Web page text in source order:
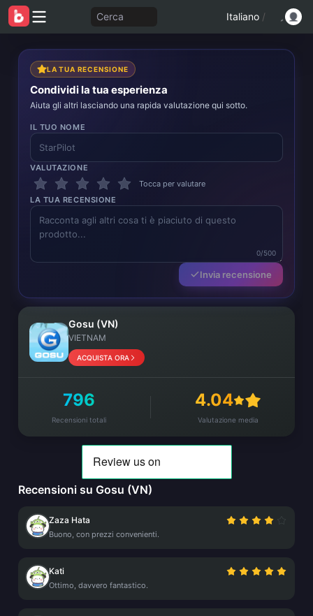
Cerca Italiano /
LA TUA RECENSIONE
Condividi la tua esperienza
Aiuta gli altri lasciando una rapida valutazione qui sotto.
IL TUO NOME
VALUTAZIONE
Tocca per valutare
LA TUA RECENSIONE
0/500
Invia recensione
Gosu (VN)
VIETNAM
ACQUISTA ORA
796
Recensioni totali
4.04
Valutazione media
Recensioni su Gosu (VN)
Zaza Hata
Buono, con prezzi convenienti.
Kati
Ottimo, davvero fantastico.